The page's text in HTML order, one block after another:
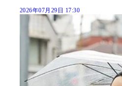
2026年07月29日 17:30